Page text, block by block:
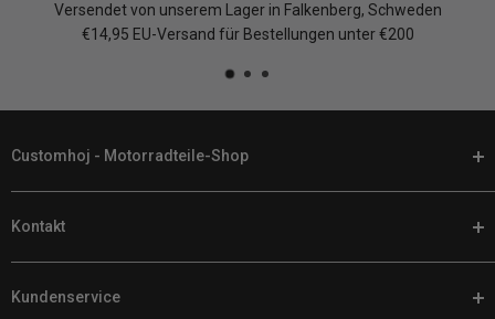
Versendet von unserem Lager in Falkenberg, Schweden
€14,95 EU-Versand für Bestellungen unter €200
Customhoj - Motorradteile-Shop
Ihr Motorrad individuell anzupassen, finden Sie bei uns online die
Wir haben ein riesiges Sortiment an Teilen für Harley Davidsons,
Kontakt
E-Mail:support@customhoj.de
Kundenservice